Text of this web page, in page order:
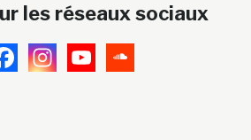
les réseaux sociaux